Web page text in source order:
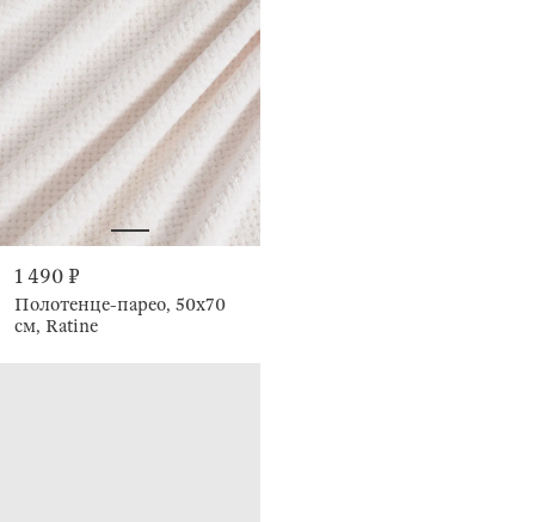
1 490 ₽
Полотенце-парео, 50х70
см, Ratine